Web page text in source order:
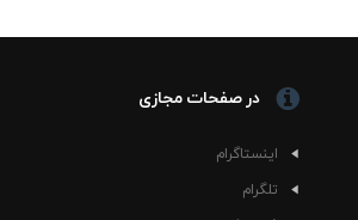
آبی و چاپ خودرو باقی بماند. با شلوار کتان
علاقه دارند، کاملاً کاربردی است.
در صفحات مجازی
اینستاگرام
تلگرام